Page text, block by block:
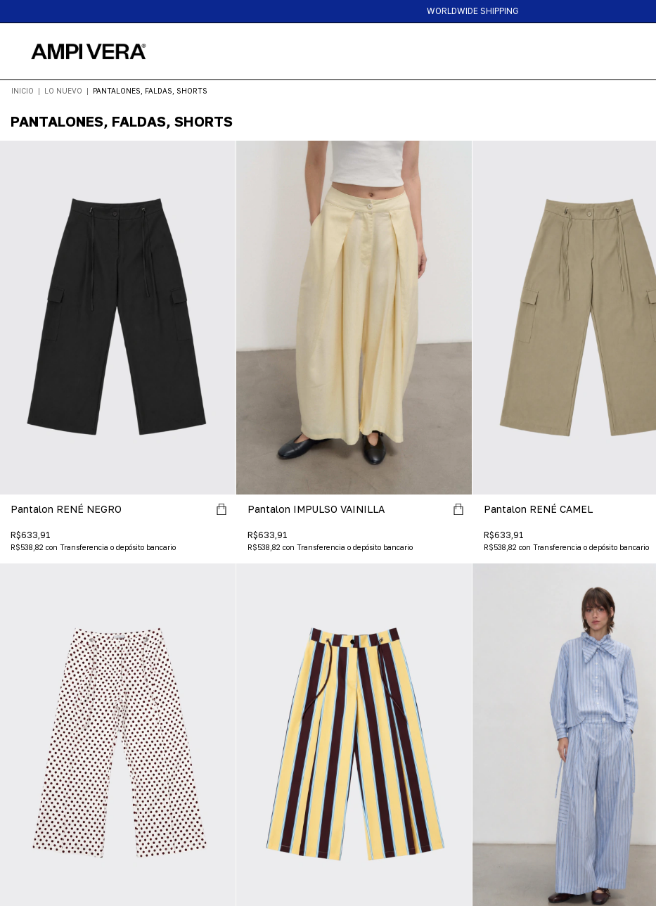
HASTA 6 CUOTAS SIN INTERES | 15%OFF TRANSFERENCIA | 30%OFF EFECTIVO EN LOCALES
INICIO | LO NUEVO | PANTALONES, FALDAS, SHORTS
PANTALONES, FALDAS, SHORTS
Pantalon RENÉ NEGRO
R$633,91
R$538,82 con Transferencia o depósito bancario
Pantalon IMPULSO VAINILLA
R$633,91
R$538,82 con Transferencia o depósito bancario
Pantalon RENÉ CAMEL
R$633,91
R$538,82 con Transferencia o depósito bancario